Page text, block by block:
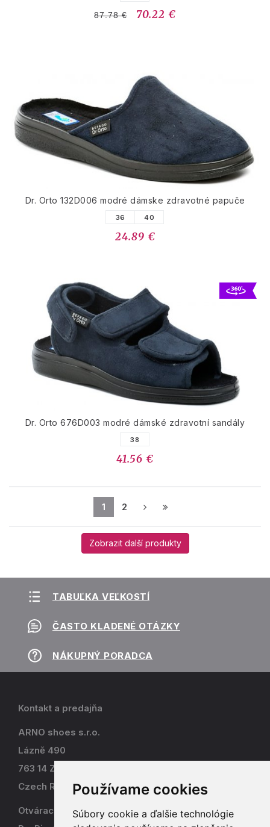
Používame cookies
Súbory cookie a ďalšie technológie
87.78 € 70.22 €
Dr. Orto 132D006 modré dámske zdravotné papuče
36 40
24.89 €
Dr. Orto 676D003 modré dámské zdravotní sandály
38
41.56 €
1 2
Zobrazit další produkty
TABUĽKA VEĽKOSTÍ
ČASTO KLADENÉ OTÁZKY
NÁKUPNÝ PORADCA
Kontakt a predajňa
ARNO shoes s.r.o.
Lázně 490
763 14 Zlín - Kostelec
Czech Republic
Otváracia doba